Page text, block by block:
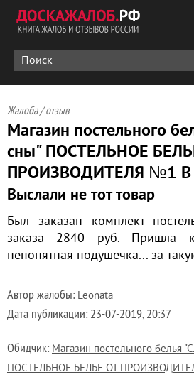
Жалоба / отзыв
Магазин постельного
сны" ПОСТЕЛЬНОЕ
ПРОИЗВОДИТЕЛЯ №1 В
Выслали не тот товар
Был заказан комплект
заказа 2840 руб. Пришла
непонятная подушечка... за
Автор жалобы: Leonata
Дата публикации: 23-07-2019, 20:37
Обидчик: Магазин постельного белья
ПОСТЕЛЬНОЕ БЕЛЬЕ ОТ